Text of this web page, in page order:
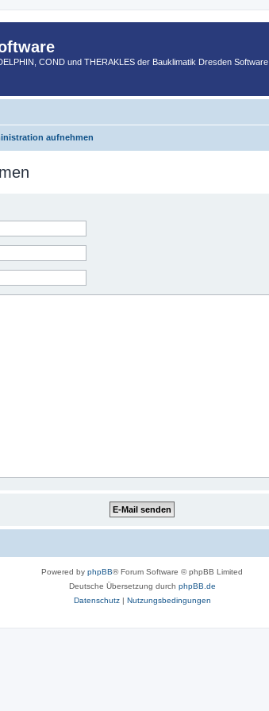
COND und THERAKLES der Bauklimatik Dresden Software
aufnehmen
Powered by phpBB® Forum Software © phpBB Limited
Deutsche Übersetzung durch phpBB.de
Datenschutz| Nutzungsbedingungen